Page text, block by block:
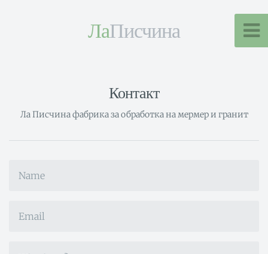
ЛаПисчина
Контакт
Ла Писчина фабрика за обработка на мермер и гранит